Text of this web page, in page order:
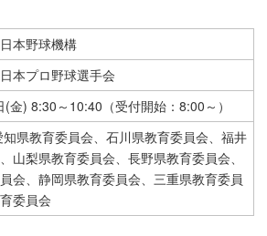
本野球機構
本プロ野球選手会
金) 8:30～10:40（受付開始：8:00～）
知県教育委員会、石川県教育委員会、福井
山梨県教育委員会、長野県教育委員会、
会、静岡県教育委員会、三重県教育委員
委員会